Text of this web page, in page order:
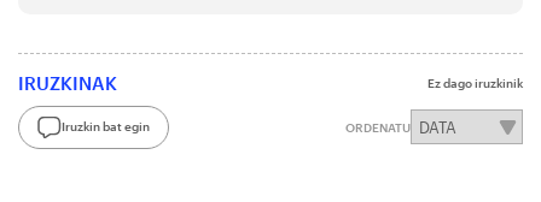
IRUZKINAK Ez dago iruzkinik
Iruzkin bat egin ORDENATU